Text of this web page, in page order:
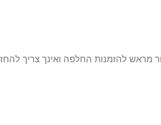
/ פגום, אנו נפתור מראש להזמנות החלפה